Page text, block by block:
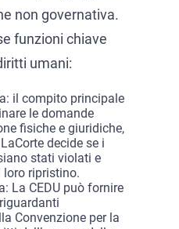
non governativa.
funzioni chiave
umani:
il compito principale
le domande
fisiche e giuridiche,
decide se i
stati violati e
loro ripristino.
La CEDU può fornire
Convenzione per la